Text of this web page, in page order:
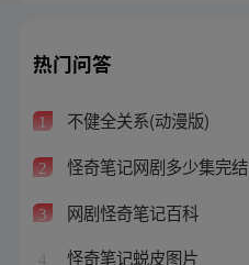
热门问答
1 不健全关系(动漫版)
2 怪奇笔记网剧多少集完结
3 网剧怪奇笔记百科
4 怪奇笔记蜕皮图片